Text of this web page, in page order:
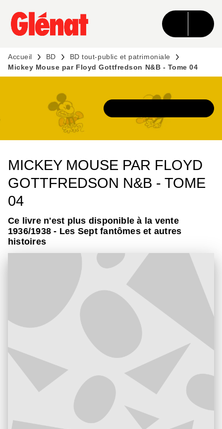
MENU RECHERCHE CONTENU
PIED DE PAGE
Accueil BD
BD tout-public et patrimoniale
Mickey Mouse par Floyd Gottfredson N&B - Tome 04
MICKEY MOUSE PAR FLOYD
GOTTFREDSON N&B - TOME
04
Ce livre n'est plus disponible à la vente
1936/1938 - Les Sept fantômes et autres
histoires